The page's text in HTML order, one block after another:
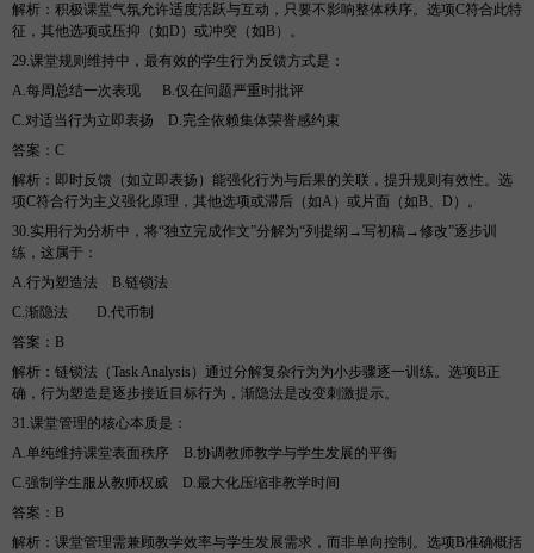
解析 ：积极课堂气氛允许适度活跃与互动，只要不影响整体秩序。选项C符合此特
征，其他选项或压抑（如D）或冲突（如B）。
29.课堂规则维持中，最有效的学生行为反馈方式是 ：
A.每周总结一次表现
B.仅在问题严重时批评
C.对适当行为立即表扬
D.完全依赖集体荣誉感约束
答案 ： C
解析 ：即时反馈（如立即表扬）能强化行为与后果的关联，提升规则有效性。选
项C符合行为主义强化原理，其他选项或滞后（如A）或片面（如B、D）。
30.实用行为分析中，将“独立完成作文”分解为“列提纲→写初稿→修改”逐步训
练，这属于 ：
A.行为塑造法
B.链锁法
C.渐隐法
D.代币制
答案 ： B
解析 ：链锁法（Task Analysis）通过分解复杂行为为小步骤逐一训练。选项B正
确，行为塑造是逐步接近目标行为，渐隐法是改变刺激提示。
31.课堂管理的核心本质是 ：
A.单纯维持课堂表面秩序
B.协调教师教学与学生发展的平衡
C.强制学生服从教师权威
D.最大化压缩非教学时间
答案 ： B
解析 ：课堂管理需兼顾教学效率与学生发展需求，而非单向控制。选项 B准确概括